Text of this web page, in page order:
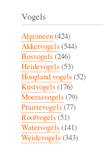
Vogels
Algemeen(424)
Akkervogels(544)
Bosvogels(246)
Heidevogels(53)
Hoogland vogels(52)
Kustvogels(176)
Moerasvogels(79)
Prairievogels(77)
Roofvogels(51)
Watervogels(141)
Weidevogels(343)